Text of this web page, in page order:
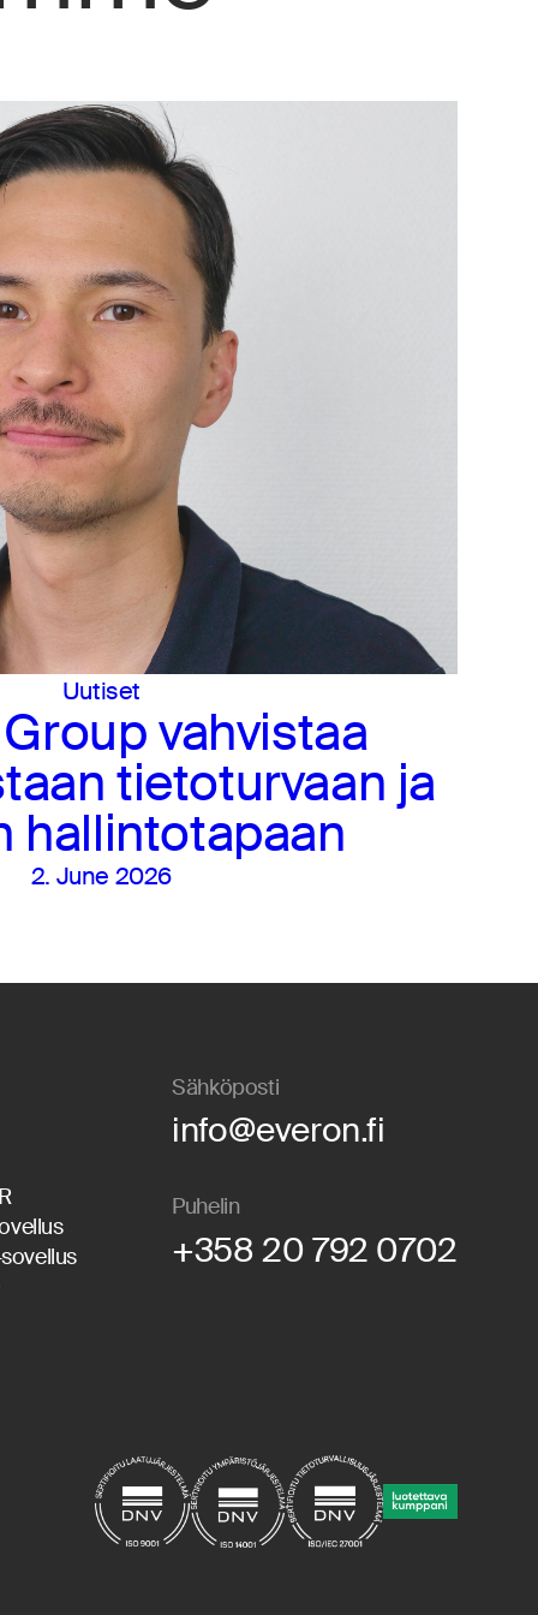
Uutiset
vahvistaa
tietoturvaan ja
hallintotapaan
2. June 2026
Sähköposti
info@everon.fi
Puhelin
+358 20 792 0702